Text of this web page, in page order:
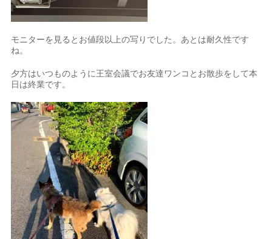
モニターを見るとお値段以上の写りでした。あとは耐久性です
ね。
夕方はいつものように王室会議でお友達ワンコとお散歩をして本
日は終業です。